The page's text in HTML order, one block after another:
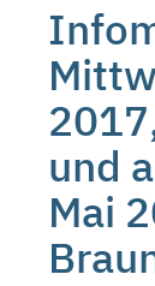
folgenden
springen:
und
Mai